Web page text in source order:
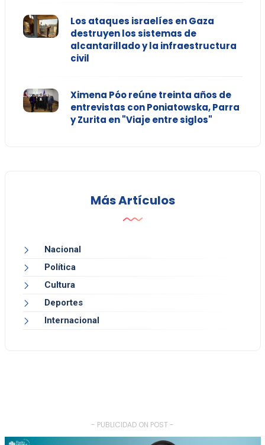
Los ataques israelíes en Gaza
destruyen los sistemas de
alcantarillado y la infraestructura
civil
Ximena Póo reúne treinta años de
entrevistas con Poniatowska, Parra
y Zurita en "Viaje entre siglos"
Más Artículos
Nacional
Política
Cultura
Deportes
Internacional
- PUBLICIDAD ON POST -